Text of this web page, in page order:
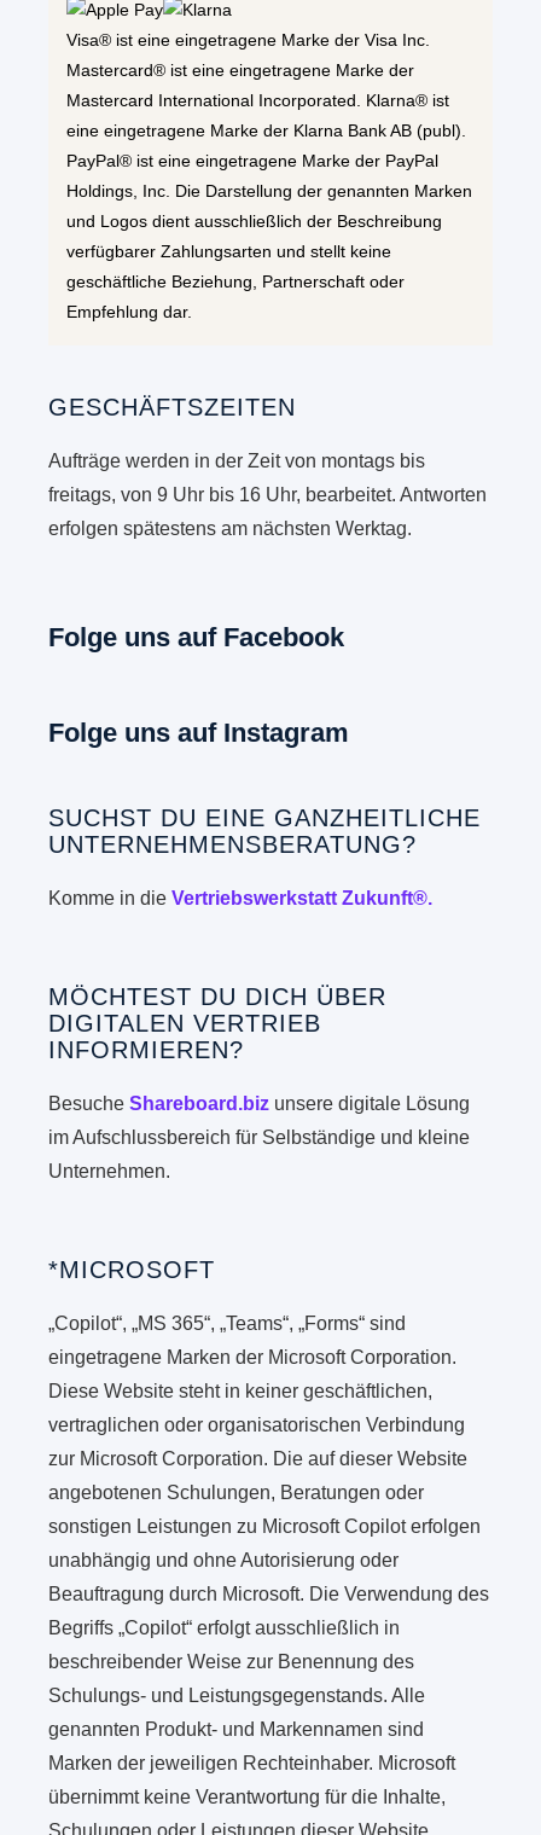
Visa® ist eine eingetragene Marke der Visa Inc.
Mastercard® ist eine eingetragene Marke der
Mastercard International Incorporated. Klarna® ist
eine eingetragene Marke der Klarna Bank AB (publ).
PayPal® ist eine eingetragene Marke der PayPal
Holdings, Inc. Die Darstellung der genannten Marken
und Logos dient ausschließlich der Beschreibung
verfügbarer Zahlungsarten und stellt keine
geschäftliche Beziehung, Partnerschaft oder
Empfehlung dar.
GESCHÄFTSZEITEN
Aufträge werden in der Zeit von montags bis
freitags, von 9 Uhr bis 16 Uhr, bearbeitet. Antworten
erfolgen spätestens am nächsten Werktag.
Folge uns auf Facebook
Folge uns auf Instagram
SUCHST DU EINE GANZHEITLICHE
UNTERNEHMENSBERATUNG?
Komme in dieVertriebswerkstatt Zukunft®.
MÖCHTEST DU DICH ÜBER
DIGITALEN VERTRIEB
INFORMIEREN?
BesucheShareboard.biz unsere digitale Lösung
im Aufschlussbereich für Selbständige und kleine
Unternehmen.
*MICROSOFT
„Copilot“, „MS 365“, „Teams“, „Forms“ sind
eingetragene Marken der Microsoft Corporation.
Diese Website steht in keiner geschäftlichen,
vertraglichen oder organisatorischen Verbindung
zur Microsoft Corporation. Die auf dieser Website
angebotenen Schulungen, Beratungen oder
sonstigen Leistungen zu Microsoft Copilot erfolgen
unabhängig und ohne Autorisierung oder
Beauftragung durch Microsoft. Die Verwendung des
Begriffs „Copilot“ erfolgt ausschließlich in
beschreibender Weise zur Benennung des
Schulungs- und Leistungsgegenstands. Alle
genannten Produkt- und Markennamen sind
Marken der jeweiligen Rechteinhaber. Microsoft
übernimmt keine Verantwortung für die Inhalte,
Schulungen oder Leistungen dieser Website.